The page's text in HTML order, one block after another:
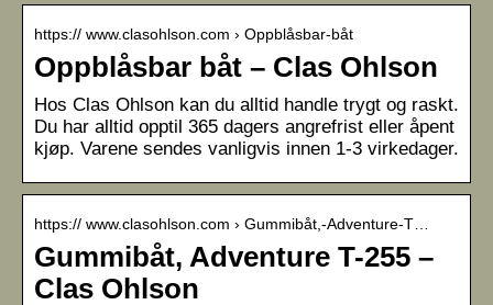
https:// www.clasohlson.com › Oppblåsbar-båt
Oppblåsbar båt – Clas Ohlson
Hos Clas Ohlson kan du alltid handle trygt og raskt.
Du har alltid opptil 365 dagers angrefrist eller åpent
kjøp. Varene sendes vanligvis innen 1-3 virkedager.
https:// www.clasohlson.com › Gummibåt,-Adventure-T…
Gummibåt, Adventure T-255 –
Clas Ohlson